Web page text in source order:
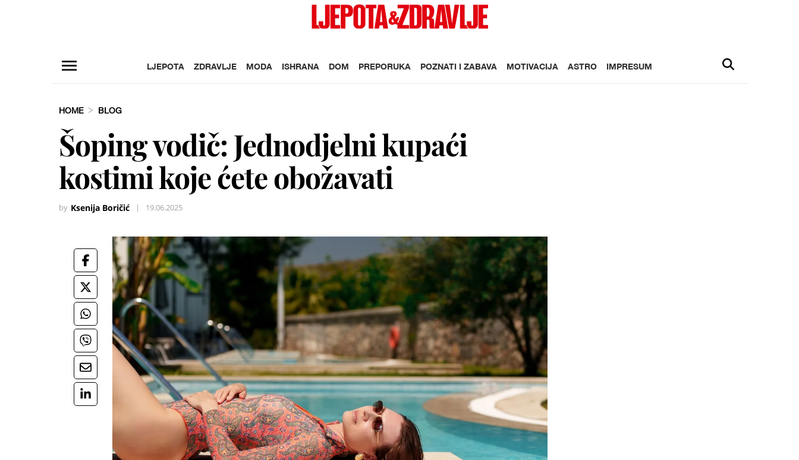
LJEPOTA ZDRAVLJE MODA ISHRANA DOM PREPORUKA POZNATI I ZABAVA MOTIVACIJA ASTRO IMPRESUM
HOME BLOG
Šoping vodič: Jednodjelni kupaći
kostimi koje ćete obožavati
by Ksenija Boričić | 19.06.2025